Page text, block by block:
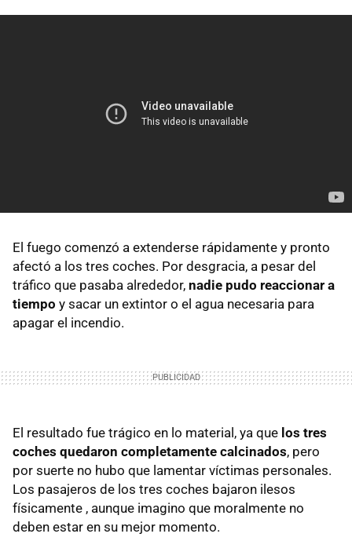
El fuego comenzó a extenderse rápidamente y pronto
afectó a los tres coches. Por desgracia, a pesar del
tráfico que pasaba alrededor, nadie pudo reaccionar a
tiempo y sacar un extintor o el agua necesaria para
apagar el incendio.
El resultado fue trágico en lo material, ya que los tres
coches quedaron completamente calcinados, pero
por suerte no hubo que lamentar víctimas personales.
Los pasajeros de los tres coches bajaron ilesos
físicamente , aunque imagino que moralmente no
deben estar en su mejor momento.